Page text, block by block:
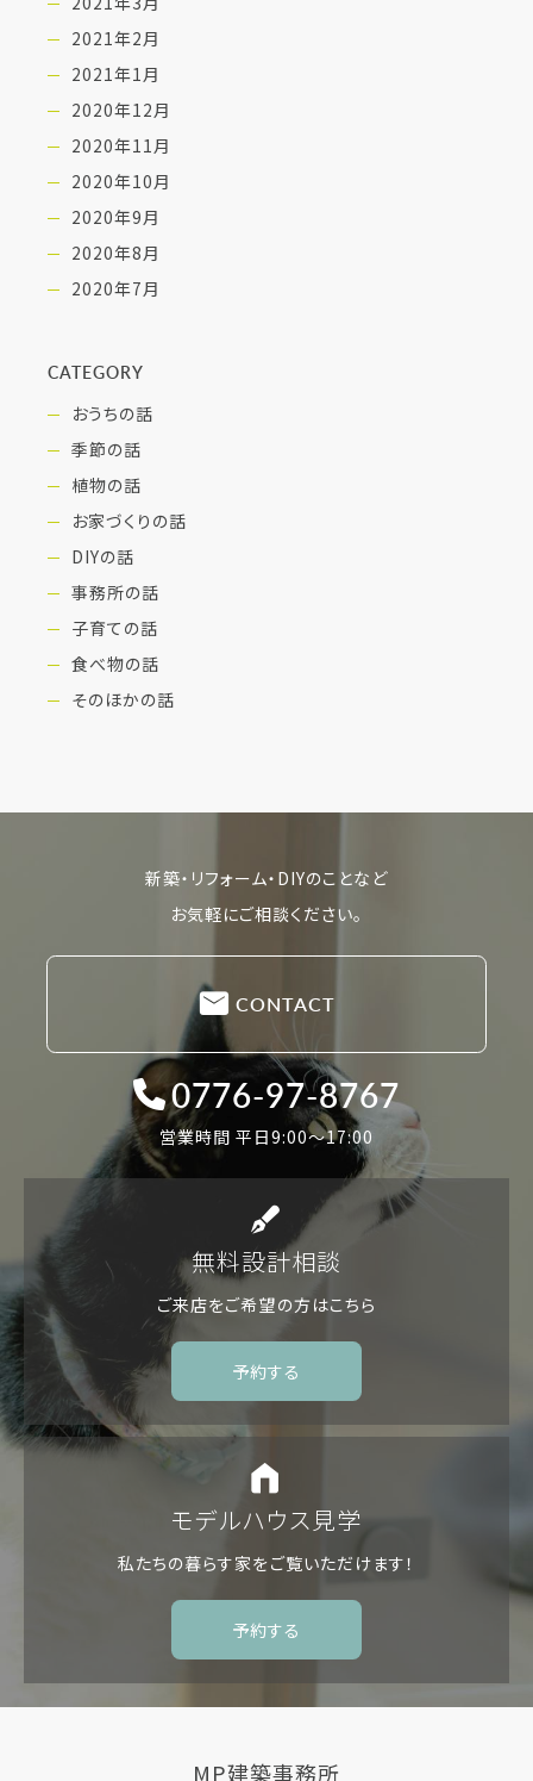
2021年2月
2021年1月
2020年12月
2020年11月
2020年10月
2020年9月
2020年8月
2020年7月
CATEGORY
おうちの話
季節の話
植物の話
お家づくりの話
DIYの話
事務所の話
子育ての話
食べ物の話
そのほかの話
新築・リフォーム・DIYのことなど
お気軽にご相談ください。
CONTACT
0776-97-8767
営業時間 平日9:00〜17:00
無料設計相談
ご来店をご希望の方はこちら
予約する
モデルハウス見学
私たちの暮らす家をご覧いただけます！
予約する
MP建築事務所